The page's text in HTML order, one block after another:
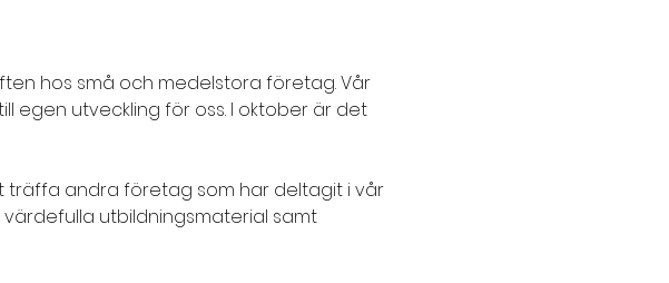
hos små och medelstora företag. Vår
egen utveckling för oss. I oktober är det
träffa andra företag som har deltagit i vår
utbildningsmaterial samt